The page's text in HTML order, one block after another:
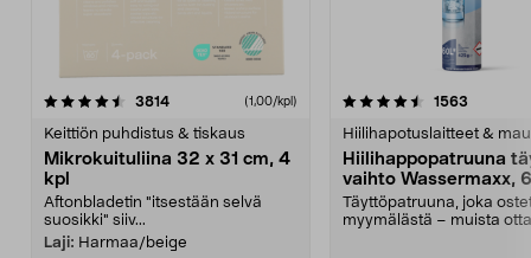
3814arvostelut (1,00/kpl)
Keittiön puhdistus & tiskaus
Mikrokuituliina 32 x 31 cm, 4
kpl
Aftonbladetin "itsestään selvä
suosikki" siiv...
Laji: Harmaa/beige
4.5viidestä
1563
Hiilihapotuslaitteet &
Hiilihappopatruuna
vaihto Wassermaxx,
Täyttöpatruuna, joka
myymälästä – muista
4.5viidestä